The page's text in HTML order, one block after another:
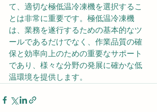
て、適切な極低温冷凍機を選択するこ
とは非常に重要です。極低温冷凍機
は、業務を遂行するための基本的なツ
ールであるだけでなく、作業品質の確
保と効率向上のための重要なサポート
であり、様々な分野の発展に確かな低
温環境を提供します。